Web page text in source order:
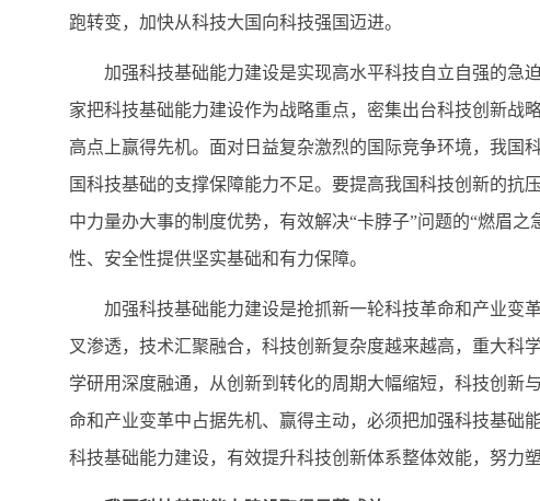
跑转变，加快从科技大国向科技强国迈进。
加强科技基础能力建设是实现高水平科技自立自强的急迫
家把科技基础能力建设作为战略重点，密集出台科技创新战
高点上赢得先机。面对日益复杂激烈的国际竞争环境，我国
国科技基础的支撑保障能力不足。要提高我国科技创新的
中力量办大事的制度优势，有效解决“卡脖子”问题的“燃眉
性、安全性提供坚实基础和有力保障。
加强科技基础能力建设是抢抓新一轮科技革命和产业变革
叉渗透，技术汇聚融合，科技创新复杂度越来越高，重大科
学研用深度融通，从创新到转化的周期大幅缩短，科技创新
命和产业变革中占据先机、赢得主动，必须把加强科技基础
科技基础能力建设，有效提升科技创新体系整体效能，努力